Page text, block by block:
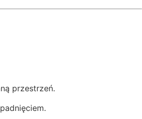
przestrzeń.